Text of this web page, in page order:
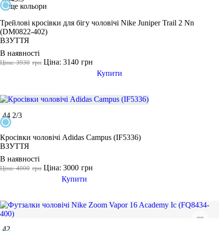
ще кольори
Трейлові кросівки для бігу чоловічі Nike Juniper Trail 2 Nn
(DM0822-402)
ВЗУТТЯ
В наявності
грн
Ціна: 3930 грн
Ціна: 3140
Купити
44 2/3
Кросівки чоловічі Adidas Campus (IF5336)
ВЗУТТЯ
В наявності
грн
Ціна: 4000 грн
Ціна: 3000
Купити
42